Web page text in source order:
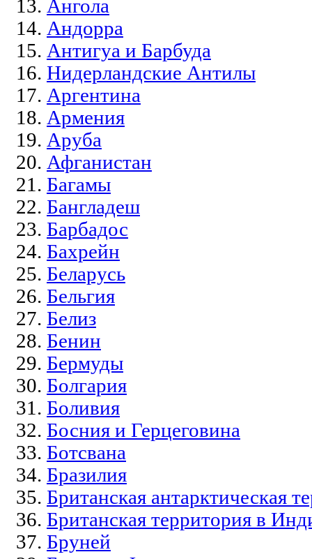
Ангола
Андорра
Антигуа и Барбуда
Нидерландские Антилы
Аргентина
Армения
Аруба
Афганистан
Багамы
Бангладеш
Барбадос
Бахрейн
Беларусь
Бельгия
Белиз
Бенин
Бермуды
Болгария
Боливия
Босния и Герцеговина
Ботсвана
Бразилия
Британская антарктическая
Британская территория в
Бруней